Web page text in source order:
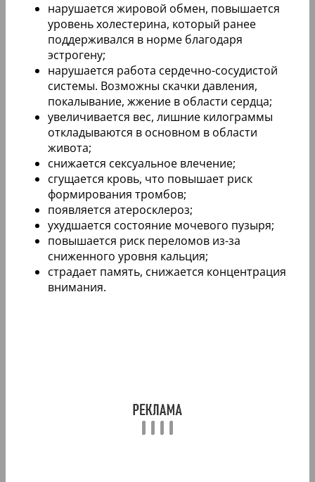
нарушается жировой обмен, повышается
уровень холестерина, который ранее
поддерживался в норме благодаря
эстрогену;
нарушается работа сердечно-сосудистой
системы. Возможны скачки давления,
покалывание, жжение в области сердца;
увеличивается вес, лишние килограммы
откладываются в основном в области
живота;
снижается сексуальное влечение;
сгущается кровь, что повышает риск
формирования тромбов;
появляется атеросклероз;
ухудшается состояние мочевого пузыря;
повышается риск переломов из-за
сниженного уровня кальция;
страдает память, снижается концентрация
внимания.